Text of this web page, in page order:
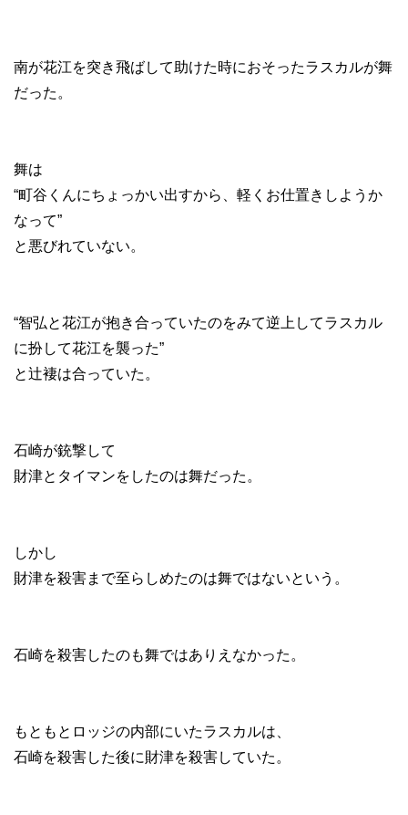
南が花江を突き飛ばして助けた時におそったラスカルが舞
だった。
舞は
“町谷くんにちょっかい出すから、軽くお仕置きしようか
なって”
と悪びれていない。
“智弘と花江が抱き合っていたのをみて逆上してラスカル
に扮して花江を襲った”
と辻褄は合っていた。
石崎が銃撃して
財津とタイマンをしたのは舞だった。
しかし
財津を殺害まで至らしめたのは舞ではないという。
石崎を殺害したのも舞ではありえなかった。
もともとロッジの内部にいたラスカルは、
石崎を殺害した後に財津を殺害していた。